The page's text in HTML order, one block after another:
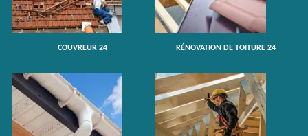
COUVREUR 24 RÉNOVATION DE TOITURE 24